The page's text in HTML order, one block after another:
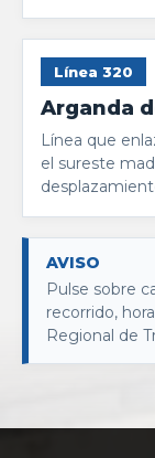
Línea 320
Arganda
Línea que
el sureste
AVISO
Pulse sobre
recorrido,
Regional de